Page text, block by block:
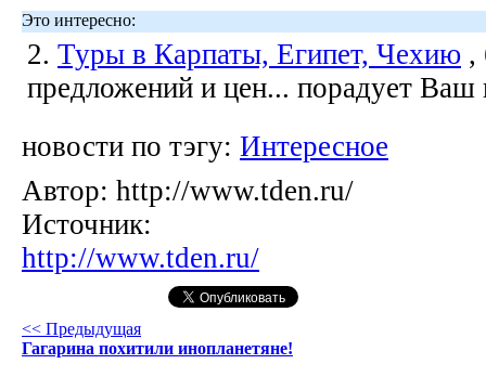
Это интересно:
2. Туры в Карпаты, Египет, Чехию ,
предложений и цен... порадует Ваш
новости по тэгу: Интересное
Автор: http://www.tden.ru/
Источник:
http://www.tden.ru/
<< Предыдущая
Гагарина похитили инопланетяне!